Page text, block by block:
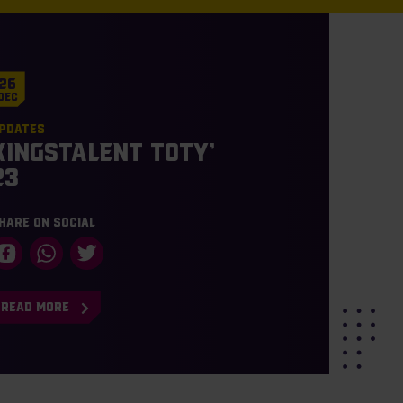
TOTY’
on social
READ MORE